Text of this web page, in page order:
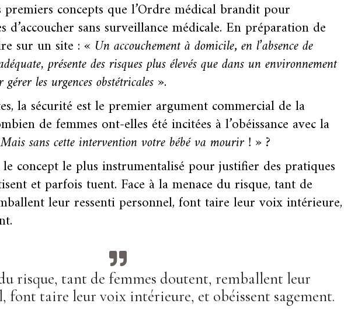
concepts que l’Ordre médical brandit pour
d’accoucher sans surveillance médicale. En préparation de
sur un site :« Un accouchement à domicile‚ en l’absence de
présente des risques plus élevés que dans un environnement
les urgences obstétricales ».
la sécurité est le premier argument commercial de la
de femmes ont-elles été incitées à l’obéissance avec la
sans cette intervention votre bébé va mourir ! »?
le concept le plus instrumentalisé pour justifier des pratiques
et parfois tuent. Face à la menace du risque, tant de
leur ressenti personnel, font taire leur voix intérieure,
risque, tant de femmes doutent, remballent leur
font taire leur voix intérieure, et obéissent sagement.